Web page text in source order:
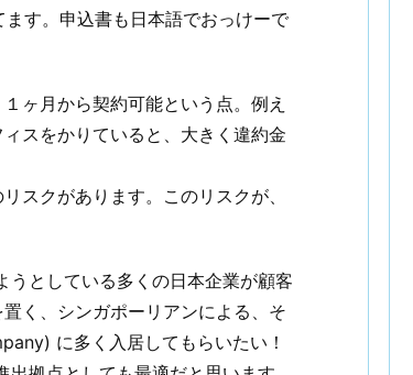
す。申込書も日本語でおっけーで
ヶ月から契約可能という点。例え
スをかりていると、大きく違約金
スクがあります。このリスクが、
うとしている多くの日本企業が顧客
く、シンガポーリアンによる、そ
に多く入居してもらいたい！